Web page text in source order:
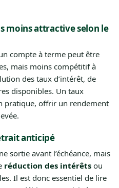
moins attractive selon le
compte à terme peut être
mais moins compétitif à
des taux d’intérêt, de
disponibles. Un taux
pratique, offrir un rendement
anticipé
sortie avant l’échéance, mais
réduction des intérêtsou
Il est donc essentiel de lire